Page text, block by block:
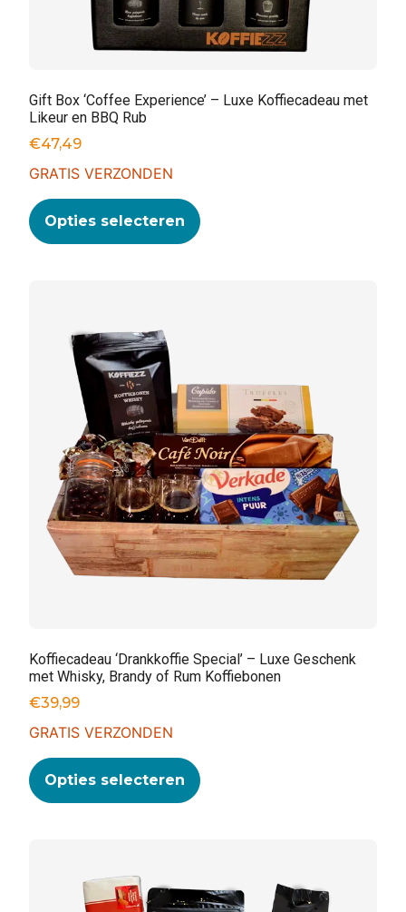
Gift Box ‘Coffee Experience’ – Luxe Koffiecadeau met
Likeur en BBQ Rub
€47,49
GRATIS VERZONDEN
Opties selecteren
Koffiecadeau ‘Drankkoffie Special’ – Luxe Geschenk
met Whisky, Brandy of Rum Koffiebonen
€39,99
GRATIS VERZONDEN
Opties selecteren